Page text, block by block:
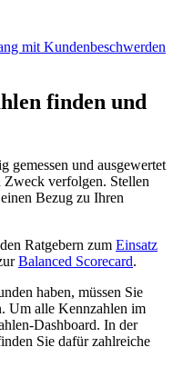
mit Kundenbeschwerden
finden und
gemessen und ausgewertet
Zweck verfolgen. Stellen
Bezug zu Ihren
Ratgebern zum Einsatz
Balanced Scorecard.
haben, müssen Sie
Um alle Kennzahlen im
Dashboard. In der
Sie dafür zahlreiche